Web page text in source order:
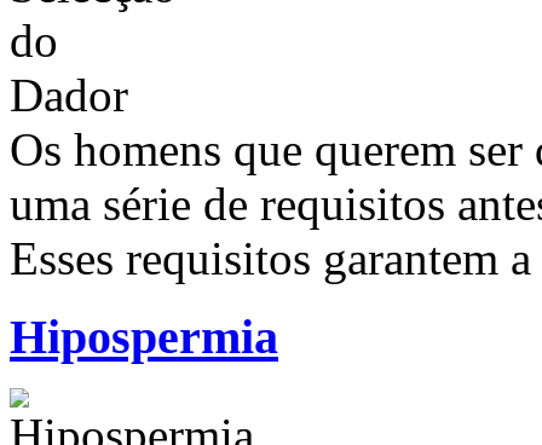
Os homens que querem
uma série de requisitos
Esses requisitos garantem
Hipospermia